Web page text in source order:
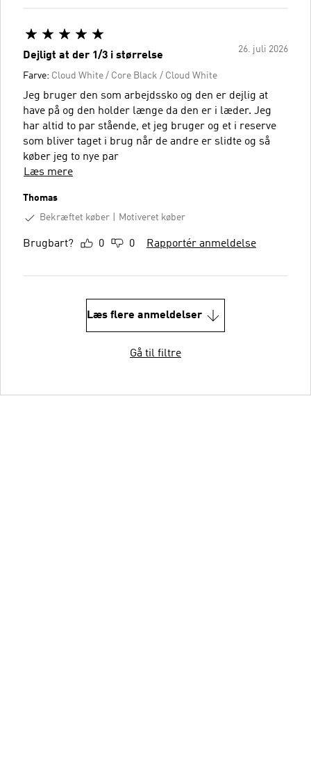
26. juli 2026
Dejligt at der 1/3 i størrelse
Farve: Cloud White / Core Black / Cloud White
Jeg bruger den som arbejdssko og den er dejlig at
have på og den holder længe da den er i læder. Jeg
har altid to par stående, et jeg bruger og et i reserve
som bliver taget i brug når de andre er slidte og så
køber jeg to nye par
Læs mere
Thomas
Bekræftet køber
Motiveret køber
Brugbart? 0 0 Rapportér anmeldelse
Læs flere anmeldelser
Gå til filtre